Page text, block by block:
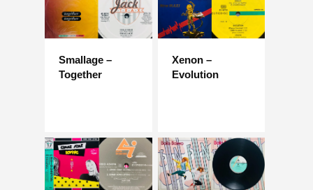
Smallage –
Together
Xenon –
Evolution